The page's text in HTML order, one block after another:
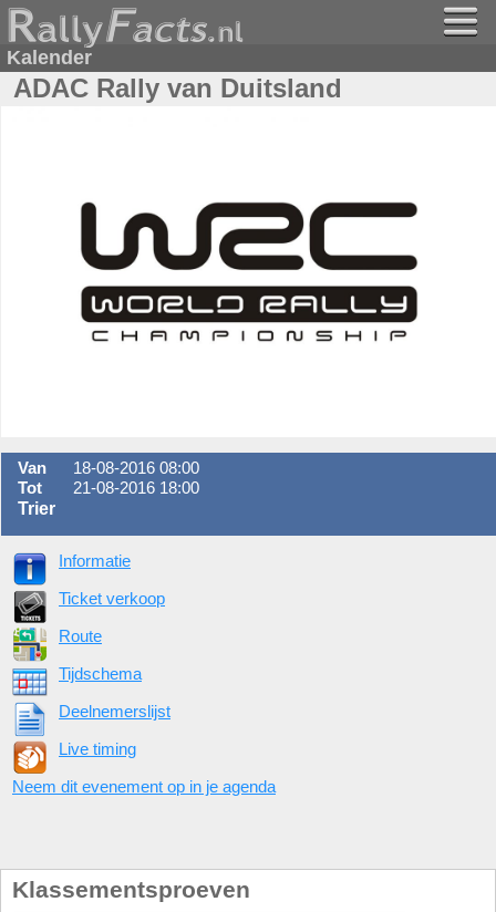
Kalender
ADAC Rally van Duitsland
Van
18-08-2016 08:00
Tot
21-08-2016 18:00
Trier
Informatie
Ticket verkoop
Route
Tijdschema
Deelnemerslijst
Live timing
Neem dit evenement op in je agenda
Klassementsproeven